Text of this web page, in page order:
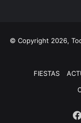
© Copyright 2026,
FIESTAS